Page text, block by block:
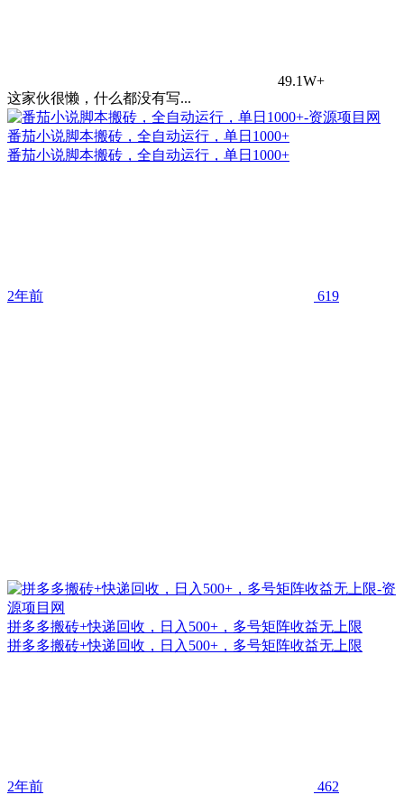
49.1W+
这家伙很懒，什么都没有写...
番茄小说脚本搬砖，全自动运行，单日1000+
番茄小说脚本搬砖，全自动运行，单日1000+
2年前 619
拼多多搬砖+快递回收，日入500+，多号矩阵收益无上限
拼多多搬砖+快递回收，日入500+，多号矩阵收益无上限
2年前 462